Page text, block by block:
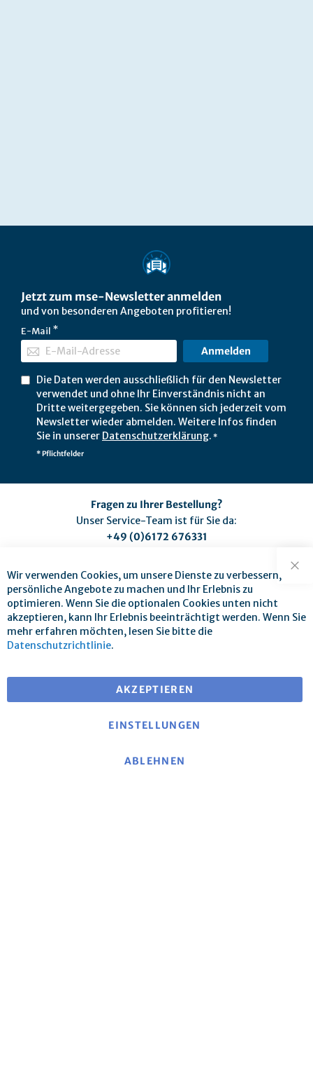
Jetzt zum mse-Newsletter anmelden
und von besonderen Angeboten profitieren!
E-Mail
Anmelden
Die Daten werden ausschließlich für den Newsletter
verwendet und ohne Ihr Einverständnis nicht an
Dritte weitergegeben. Sie können sich jederzeit vom
Newsletter wieder abmelden. Weitere Infos finden
Sie in unserer Datenschutzerklärung. *
* Pflichtfelder
Fragen zu Ihrer Bestellung?
Unser Service-Team ist für Sie da:
+49 (0)6172 676331
service@mse-pharma.de
bei Versand innerhalb EU
Wir verwenden Cookies, um unsere Dienste zu verbessern,
persönliche Angebote zu machen und Ihr Erlebnis zu
optimieren. Wenn Sie die optionalen Cookies unten nicht
akzeptieren, kann Ihr Erlebnis beeinträchtigt werden. Wenn Sie
mehr erfahren möchten, lesen Sie bitte die
Datenschutzrichtlinie.
AKZEPTIEREN
EINSTELLUNGEN
ABLEHNEN